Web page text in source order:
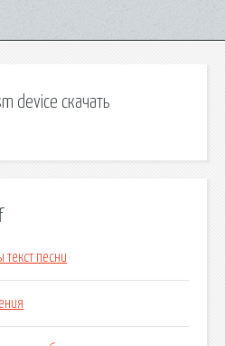
device скачать
песни